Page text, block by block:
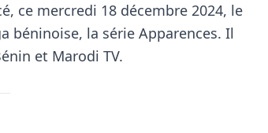
ce mercredi 18 décembre 2024, le
béninoise, la série Apparences. Il
et Marodi TV.